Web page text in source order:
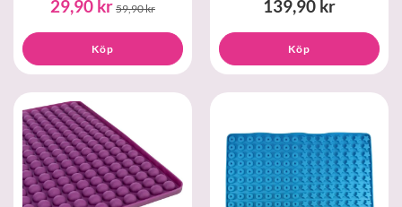
29,90 kr 59,90 kr
Köp
139,90 kr
Köp